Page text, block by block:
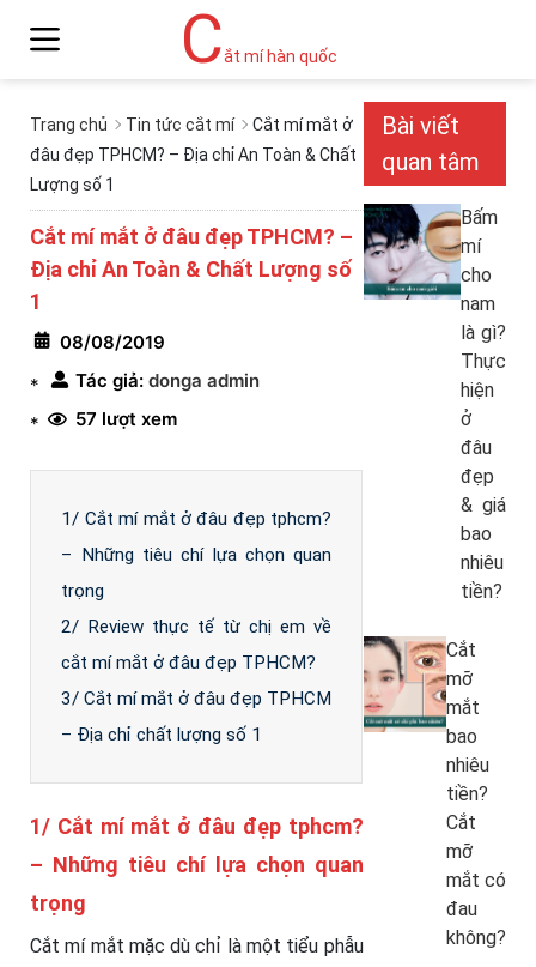
Cắt mí hàn quốc
Trang chủ Tin tức cắt mí
Cắt mí mắt ở
đâu đẹp TPHCM? – Địa chỉ An Toàn & Chất
Lượng số 1
Cắt mí mắt ở đâu đẹp TPHCM? –
Địa chỉ An Toàn & Chất Lượng số
1
08/08/2019
*
Tác giả: donga admin
*
57 lượt xem
1/ Cắt mí mắt ở đâu đẹp tphcm?
– Những tiêu chí lựa chọn quan
trọng
2/ Review thực tế từ chị em về
cắt mí mắt ở đâu đẹp TPHCM?
3/ Cắt mí mắt ở đâu đẹp TPHCM
– Địa chỉ chất lượng số 1
1/ Cắt mí mắt ở đâu đẹp tphcm?
– Những tiêu chí lựa chọn quan
trọng
Cắt mí mắt mặc dù chỉ là một tiểu phẫu
Bài viết
quan tâm
Bấm
mí
cho
nam
là gì?
Thực
hiện
ở
đâu
đẹp
& giá
bao
nhiêu
tiền?
Cắt
mỡ
mắt
bao
nhiêu
tiền?
Cắt
mỡ
mắt có
đau
không?